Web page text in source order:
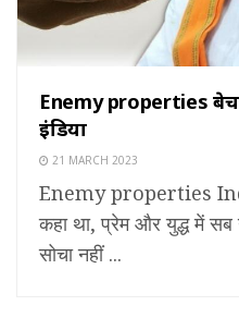
Enemy properties
इंडिया
21 MARCH 2023
Enemy properties
कहा था, प्रेम और युद्ध में
सोचा नहीं ...